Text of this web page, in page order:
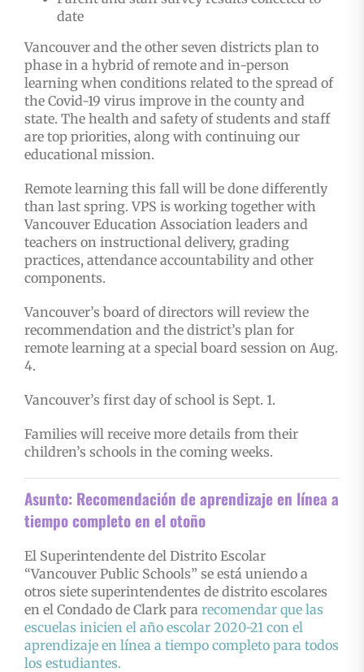
date
Vancouver and the other seven districts plan to
phase in a hybrid of remote and in-person
learning when conditions related to the spread of
the Covid-19 virus improve in the county and
state. The health and safety of students and staff
are top priorities, along with continuing our
educational mission.
Remote learning this fall will be done differently
than last spring. VPS is working together with
Vancouver Education Association leaders and
teachers on instructional delivery, grading
practices, attendance accountability and other
components.
Vancouver’s board of directors will review the
recommendation and the district’s plan for
remote learning at a special board session on Aug.
4.
Vancouver’s first day of school is Sept. 1.
Families will receive more details from their
children’s schools in the coming weeks.
Asunto: Recomendación de aprendizaje en línea a
tiempo completo en el otoño
El Superintendente del Distrito Escolar
“Vancouver Public Schools” se está uniendo a
otros siete superintendentes de distrito escolares
en el Condado de Clark para recomendar que las
escuelas inicien el año escolar 2020-21 con el
aprendizaje en línea a tiempo completo para todos
los estudiantes.